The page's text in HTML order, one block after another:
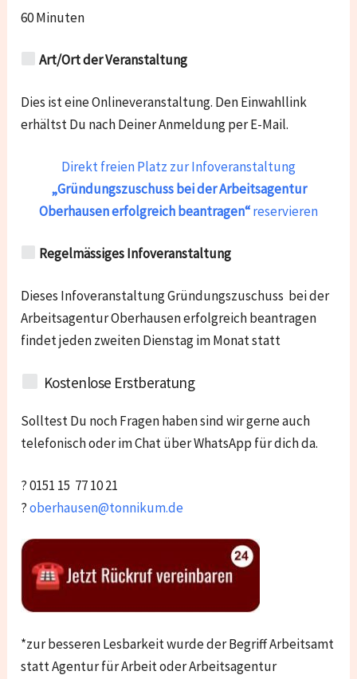
60 Minuten
Art/Ort der Veranstaltung
Dies ist eine Onlineveranstaltung. Den Einwahllink
erhältst Du nach Deiner Anmeldung per E-Mail.
Direkt freien Platz zur Infoveranstaltung
„Gründungszuschuss bei der Arbeitsagentur
Oberhausenerfolgreich beantragen“reservieren
Regelmässiges Infoveranstaltung
Dieses Infoveranstaltung Gründungszuschuss bei der
Arbeitsagentur Oberhausen erfolgreich beantragen
findet jeden zweiten Dienstag im Monat statt
Kostenlose Erstberatung
Solltest Du noch Fragen haben sind wir gerne auch
telefonisch oder im Chat über WhatsApp für dich da.
? 0151 15 77 10 21
?oberhausen@tonnikum.de
*zur besseren Lesbarkeit wurde der Begriff Arbeitsamt
statt Agentur für Arbeit oder Arbeitsagentur